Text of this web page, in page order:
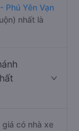
Phú Yên Vạn
nhất là
có nhà xe